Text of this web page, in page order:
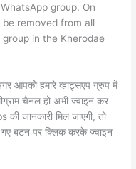
group. On
removed from all
in the Kherodae
आपको हमारे व्हाट्सएप ग्रुप में
चैनल हो अभी ज्वाइन कर
जानकारी मिल जाएगी, तो
गए बटन पर क्लिक करके ज्वाइन